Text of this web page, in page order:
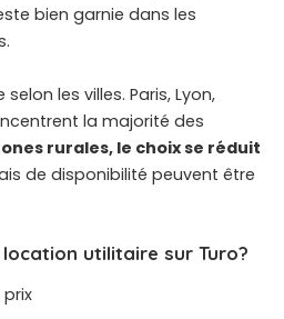
bien garnie dans les
les villes. Paris, Lyon,
la majorité des
rurales, le choix se réduit
de disponibilité peuvent être
utilitaire sur Turo?